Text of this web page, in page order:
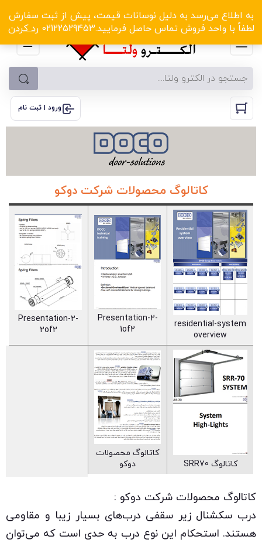
به اطلاع می‌رسد به دلیل نوسانات قیمت، پیش از ثبت سفارش
لطفاً با واحد فروش تماس حاصل فرمایید.02122529453
رد کردن
الکترو ولتا با تخفیف‌های شگفت‌انگیز! کلیک کنید
ورود | ثبت نام
کاتالوگ محصولات شرکت دوکو
residential-system
overview
Presentation-2-
1of2
Presentation-2-
2of2
کاتالوگ SRR70
کاتالوگ محصولات
دوکو
کاتالوگ محصولات شرکت دوکو :
درب سکشنال زیر سقفی درب‌های بسیار زیبا و مقاومی
هستند. استحکام این نوع درب به حدی است که می‌توان